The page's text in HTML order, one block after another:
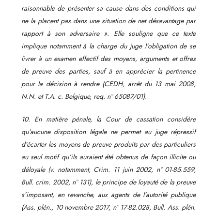
raisonnable de présenter sa cause dans des conditions qui
ne la placent pas dans une situation de net désavantage par
rapport à son adversaire ». Elle souligne que ce texte
implique notamment à la charge du juge l’obligation de se
livrer à un examen effectif des moyens, arguments et offres
de preuve des parties, sauf à en apprécier la pertinence
pour la décision à rendre (CEDH, arrêt du 13 mai 2008,
N.N. et T.A. c. Belgique, req. n° 65087/01).
10. En matière pénale, la Cour de cassation considère
qu’aucune disposition légale ne permet au juge répressif
d’écarter les moyens de preuve produits par des particuliers
au seul motif qu’ils auraient été obtenus de façon illicite ou
déloyale (v. notamment, Crim. 11 juin 2002, n° 01-85.559,
Bull. crim. 2002, n° 131), le principe de loyauté de la preuve
s’imposant, en revanche, aux agents de l’autorité publique
(Ass. plén., 10 novembre 2017, n° 17-82.028, Bull. Ass. plén.